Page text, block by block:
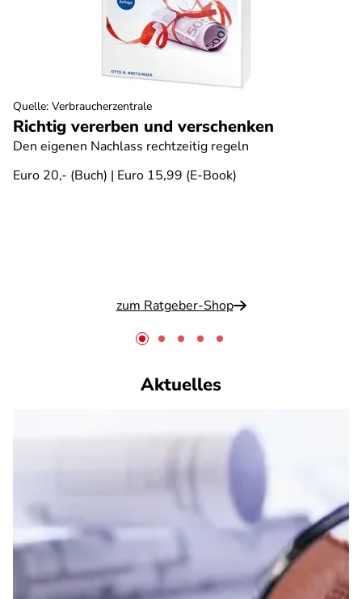
Richtig vererben und verschenken
Den eigenen Nachlass rechtzeitig regeln
Euro 20,- (Buch) | Euro 15,99 (E-Book)
zum Ratgeber-Shop
Quelle: Verbraucherzentrale
Aktuelles